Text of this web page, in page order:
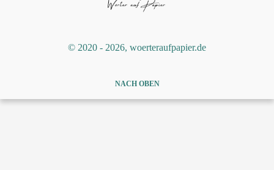
©️ 2020 - 2026, woerteraufpapier.de
NACH OBEN